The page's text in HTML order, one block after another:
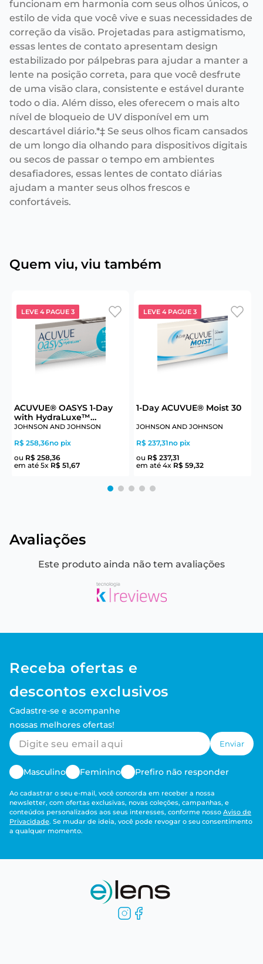
funcionam em harmonia com seus olhos únicos, o
estilo de vida que você vive e suas necessidades de
correção da visão. Projetadas para astigmatismo,
essas lentes de contato apresentam design
estabilizado por pálpebras para ajudar a manter a
lente na posição correta, para que você desfrute
de uma visão clara, consistente e estável durante
todo o dia. Além disso, eles oferecem o mais alto
nível de bloqueio de UV disponível em um
descartável diário.*‡ Se seus olhos ficam cansados
de um longo dia olhando para dispositivos digitais
ou secos de passar o tempo em ambientes
desafiadores, essas lentes de contato diárias
ajudam a manter seus olhos frescos e
confortáveis.
Quem viu, viu também
LEVE 4 PAGUE 3
ACUVUE® OASYS 1-Day
with HydraLuxe™
Technology 30
JOHNSON AND JOHNSON
R$ 258,36no pix
ou R$ 258,36
em até 5x R$ 51,67
LEVE 4 PAGUE 3
1-Day ACUVUE® Moist 30
JOHNSON AND JOHNSON
R$ 237,31no pix
ou R$ 237,31
em até 4x R$ 59,32
Avaliações
Este produto ainda não tem avaliações
Receba ofertas e
descontos exclusivos
Cadastre-se e acompanhe
nossas melhores ofertas!
Enviar
Masculino Feminino Prefiro não responder
Ao cadastrar o seu e-mail, você concorda em receber a nossa
newsletter, com ofertas exclusivas, novas coleções, campanhas, e
conteúdos personalizados aos seus interesses, conforme nosso Aviso de
Privacidade. Se mudar de ideia, você pode revogar o seu consentimento
a qualquer momento.